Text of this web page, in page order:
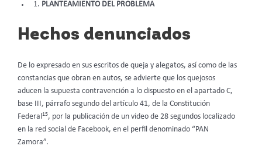
PLANTEAMIENTO DEL PROBLEMA
Hechos denunciados
De lo expresado en sus escritos de queja y alegatos, así como de las
constancias que obran en autos, se advierte que los quejosos
aducen la supuesta contravención a lo dispuesto en el apartado C,
base III, párrafo segundo del artículo 41, de la Constitución
Federal 15, por la publicación de un video de 28 segundos localizado
en la red social de Facebook, en el perfil denominado “PAN
Zamora”.